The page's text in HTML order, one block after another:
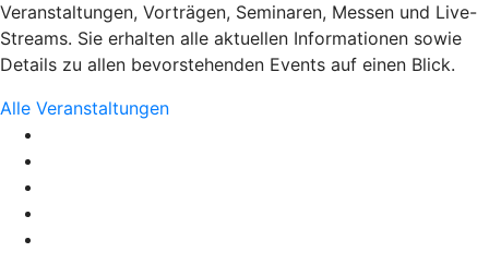
Veranstaltungen, Vorträgen, Seminaren, Messen und Live-
Streams. Sie erhalten alle aktuellen Informationen sowie
Details zu allen bevorstehenden Events auf einen Blick.
Alle Veranstaltungen